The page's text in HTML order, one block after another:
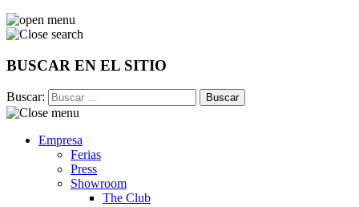
BUSCAR EN EL SITIO
Buscar:
Empresa
Ferias
Press
Showroom
The Club